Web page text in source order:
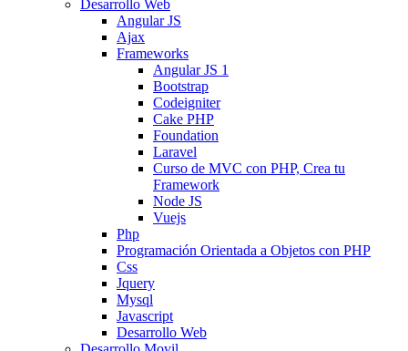
Desarrollo Web
Angular JS
Ajax
Frameworks
Angular JS 1
Bootstrap
Codeigniter
Cake PHP
Foundation
Laravel
Curso de MVC con PHP, Crea tu
Framework
Node JS
Vuejs
Php
Programación Orientada a Objetos con PHP
Css
Jquery
Mysql
Javascript
Desarrollo Web